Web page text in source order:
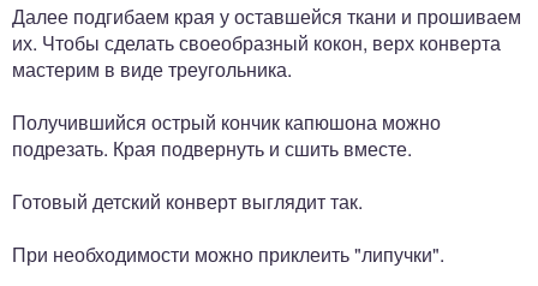
Далее подгибаем края у оставшейся ткани и прошиваем
их. Чтобы сделать своеобразный кокон, верх конверта
мастерим в виде треугольника.
Получившийся острый кончик капюшона можно
подрезать. Края подвернуть и сшить вместе.
Готовый детский конверт выглядит так.
При необходимости можно приклеить "липучки".